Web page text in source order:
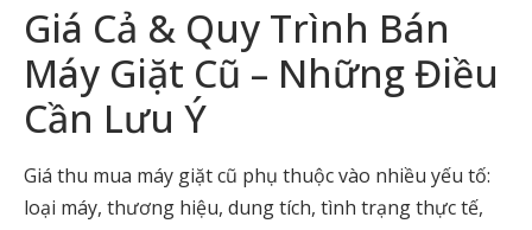
Giá Cả & Quy Trình Bán
Máy Giặt Cũ – Những Điều
Cần Lưu Ý
Giá thu mua máy giặt cũ phụ thuộc vào nhiều yếu tố:
loại máy, thương hiệu, dung tích, tình trạng thực tế,